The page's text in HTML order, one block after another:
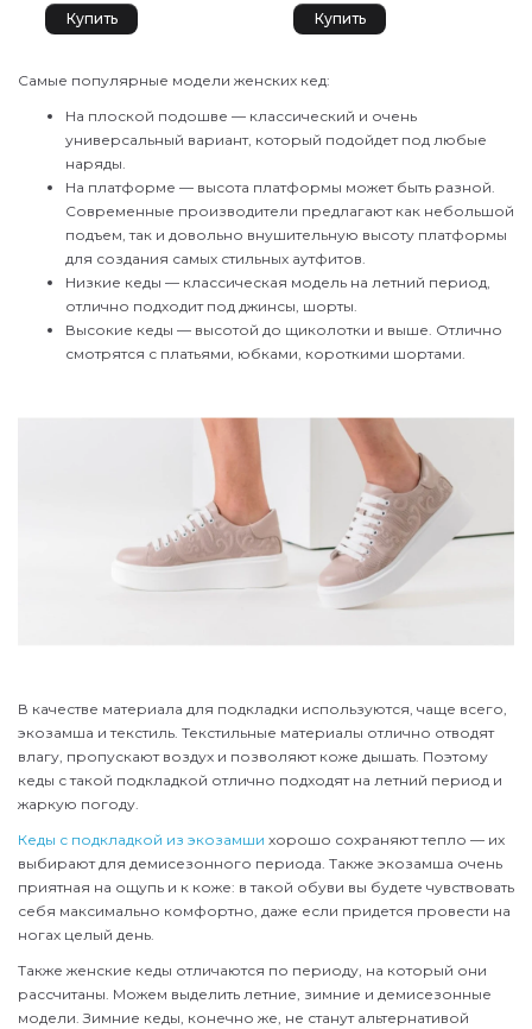
Купить Купить
Самые популярные модели женских кед:
На плоской подошве — классический и очень
универсальный вариант, который подойдет под любые
наряды.
На платформе — высота платформы может быть разной.
Современные производители предлагают как небольшой
подъем, так и довольно внушительную высоту платформы
для создания самых стильных аутфитов.
Низкие кеды — классическая модель на летний период,
отлично подходит под джинсы, шорты.
Высокие кеды — высотой до щиколотки и выше. Отлично
смотрятся с платьями, юбками, короткими шортами.
В качестве материала для подкладки используются, чаще всего,
экозамша и текстиль. Текстильные материалы отлично отводят
влагу, пропускают воздух и позволяют коже дышать. Поэтому
кеды с такой подкладкой отлично подходят на летний период и
жаркую погоду.
Кеды с подкладкой из экозамши хорошо сохраняют тепло — их
выбирают для демисезонного периода. Также экозамша очень
приятная на ощупь и к коже: в такой обуви вы будете чувствовать
себя максимально комфортно, даже если придется провести на
ногах целый день.
Также женские кеды отличаются по периоду, на который они
рассчитаны. Можем выделить летние, зимние и демисезонные
модели. Зимние кеды, конечно же, не станут альтернативой